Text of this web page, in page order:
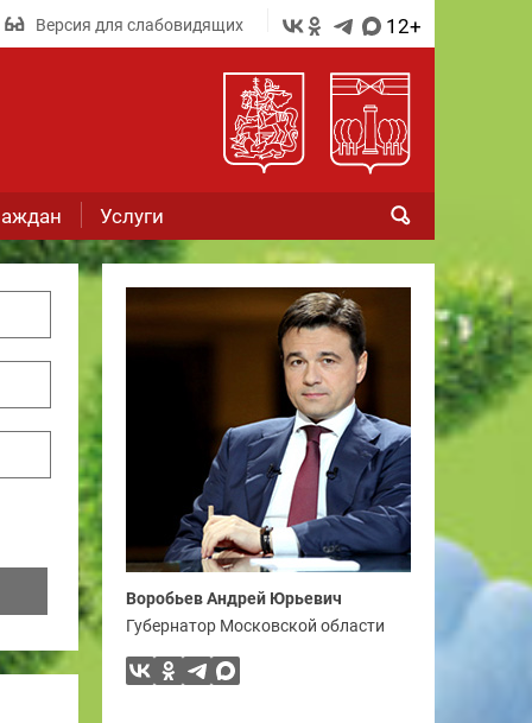
Версия для слабовидящих 12+
Услуги
Воробьев Андрей Юрьевич
Губернатор Московской области